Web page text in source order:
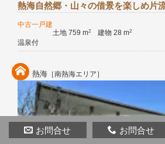
熱海自然郷・山々の借景を楽しめ片
中古一戸建
土地 759 m2 建物 28 m2
温泉付
熱海 ［南熱海エリア］
お問合せ お問合せ